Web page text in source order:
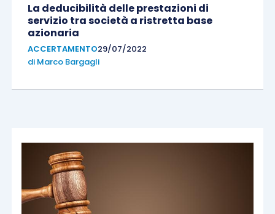
La deducibilità delle prestazioni di
servizio tra società a ristretta base
azionaria
ACCERTAMENTO29/07/2022
di Marco Bargagli